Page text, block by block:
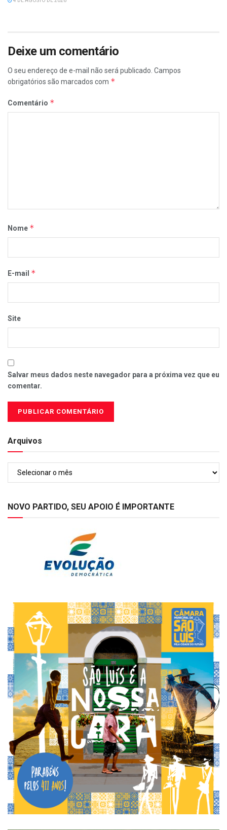
Deixe um comentário
O seu endereço de e-mail não será publicado. Campos
obrigatórios são marcados com *
Comentário *
Nome *
E-mail *
Site
Salvar meus dados neste navegador para a próxima vez que eu
comentar.
Arquivos
NOVO PARTIDO, SEU APOIO É IMPORTANTE